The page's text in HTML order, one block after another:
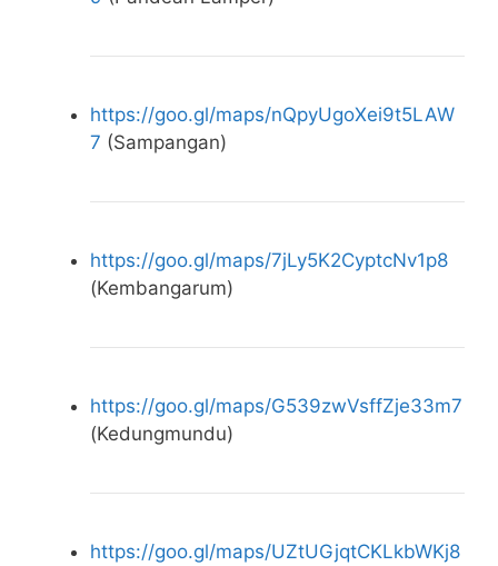
https://goo.gl/maps/nQpyUgoXei9t5LAW
7 (Sampangan)
https://goo.gl/maps/7jLy5K2CyptcNv1p8
(Kembangarum)
https://goo.gl/maps/G539zwVsffZje33m7
(Kedungmundu)
https://goo.gl/maps/UZtUGjqtCKLkbWKj8